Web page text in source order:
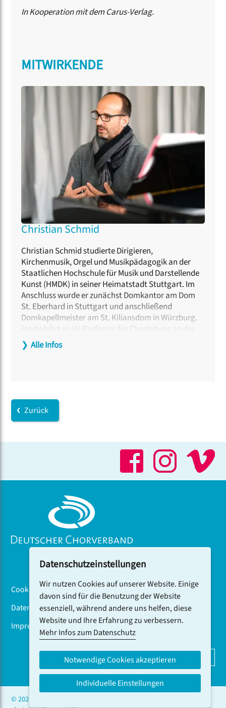
In Kooperation mit dem Carus-Verlag.
MITWIRKENDE
Christian Schmid
Christian Schmid studierte Dirigieren,
Kirchenmusik, Orgel und Musikpädagogik an der
Staatlichen Hochschule für Musik und Darstellende
Kunst (HMDK) in seiner Heimatstadt Stuttgart. Im
Anschluss wurde er zunächst Domkantor am Dom
St. Eberhard in Stuttgart und anschließend
Domkapellmeister am St. Kiliansdom in Würzburg.
Heute lehrt er als Professor für Chorleitung an der
Musikhochschule in Regensburg, zuvor in gleicher
Funktion an der HMDK Stuttgart und an der
Program (ICEP) der American Choral Directors
Association ausgewählt wurde.
❯ Alle Infos
Zurück
Cookiebanner
Datenschutz
Impressum
DCV-NEWSLETTER ABONNIEREN
© 2026 CHOR.COM
Datenschutzeinstellungen
Wir nutzen Cookies auf unserer Website. Einige
davon sind für die Benutzung der Website
essenziell, während andere uns helfen, diese
Website und Ihre Erfahrung zu verbessern.
Mehr Infos zum Datenschutz
Notwendige Cookies akzeptieren
Individuelle Einstellungen